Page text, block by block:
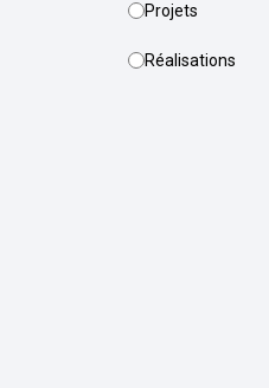
Projets
Réalisations